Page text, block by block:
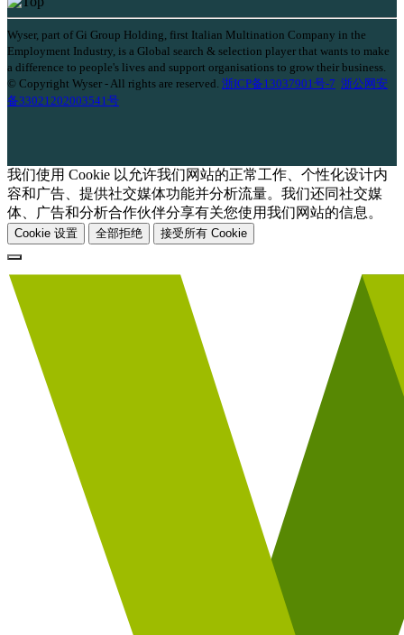
Wyser, part of Gi Group Holding, first Italian Multination Company in the
Employment Industry, is a Global search & selection player that wants to make
a difference to people's lives and support organisations to grow their business.
© Copyright Wyser - All rights are reserved. 浙ICP备13037901号-7 浙公网安
备33021202003541号
我们使用 Cookie 以允许我们网站的正常工作、个性化设计内
容和广告、提供社交媒体功能并分析流量。我们还同社交媒
体、广告和分析合作伙伴分享有关您使用我们网站的信息。
Cookie 设置 全部拒绝 接受所有 Cookie